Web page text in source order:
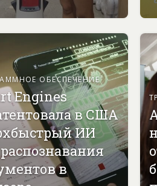
ОБЕСПЕЧЕНИЕ
Engines
в США
ИИ
в